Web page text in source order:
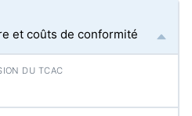
et coûts de conformité